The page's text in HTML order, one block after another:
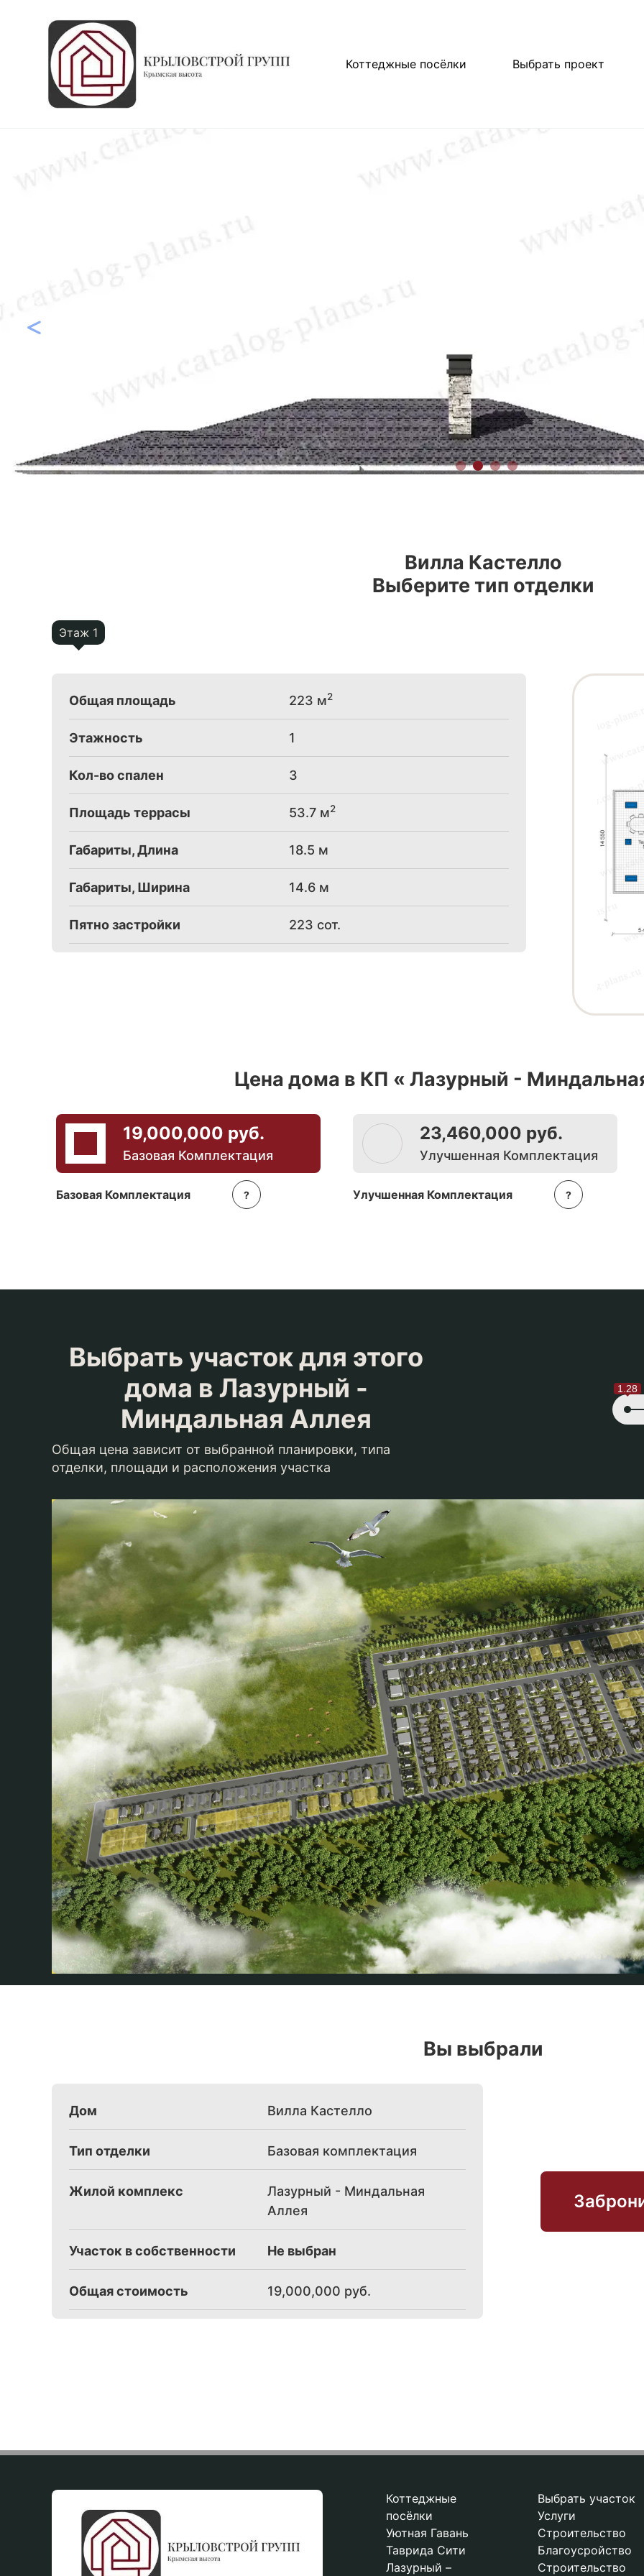
Коттеджные посёлки Выбрать проект
Вилла Кастелло
Выберите тип отделки
Этаж 1
Общая площадь 223 м2
Площадь террасы 53.7 м2
Пятно застройки 223 сот.
Этажность 1
Габариты, Длина 18.5 м
Габариты, Ширина 14.6 м
Кол-во спален 3
Цена дома в КП « Лазурный -
19,000,000 руб.
Базовая Комплектация
Базовая Комплектация ?
23,460,000 руб.
Улучшенная Комплектация
Улучшенная Комплектация ?
Выбрать участок для этого
дома в Лазурный -
Миндальная Аллея
Общая цена зависит от выбранной планировки, типа
отделки, площади и расположения участка
1.28
Вы выбрали
Дом Вилла Кастелло
Тип отделки Базовая комплектация
Жилой комплекс
Лазурный - Миндальная
Аллея
Участок в собственности Не выбран
Общая стоимость 19,000,000 руб.
Коттеджные
посёлки
Уютная Гавань
Таврида Сити
Лазурный –
Выбрать участок
Услуги
Строительство
Благоусройство
Строительство